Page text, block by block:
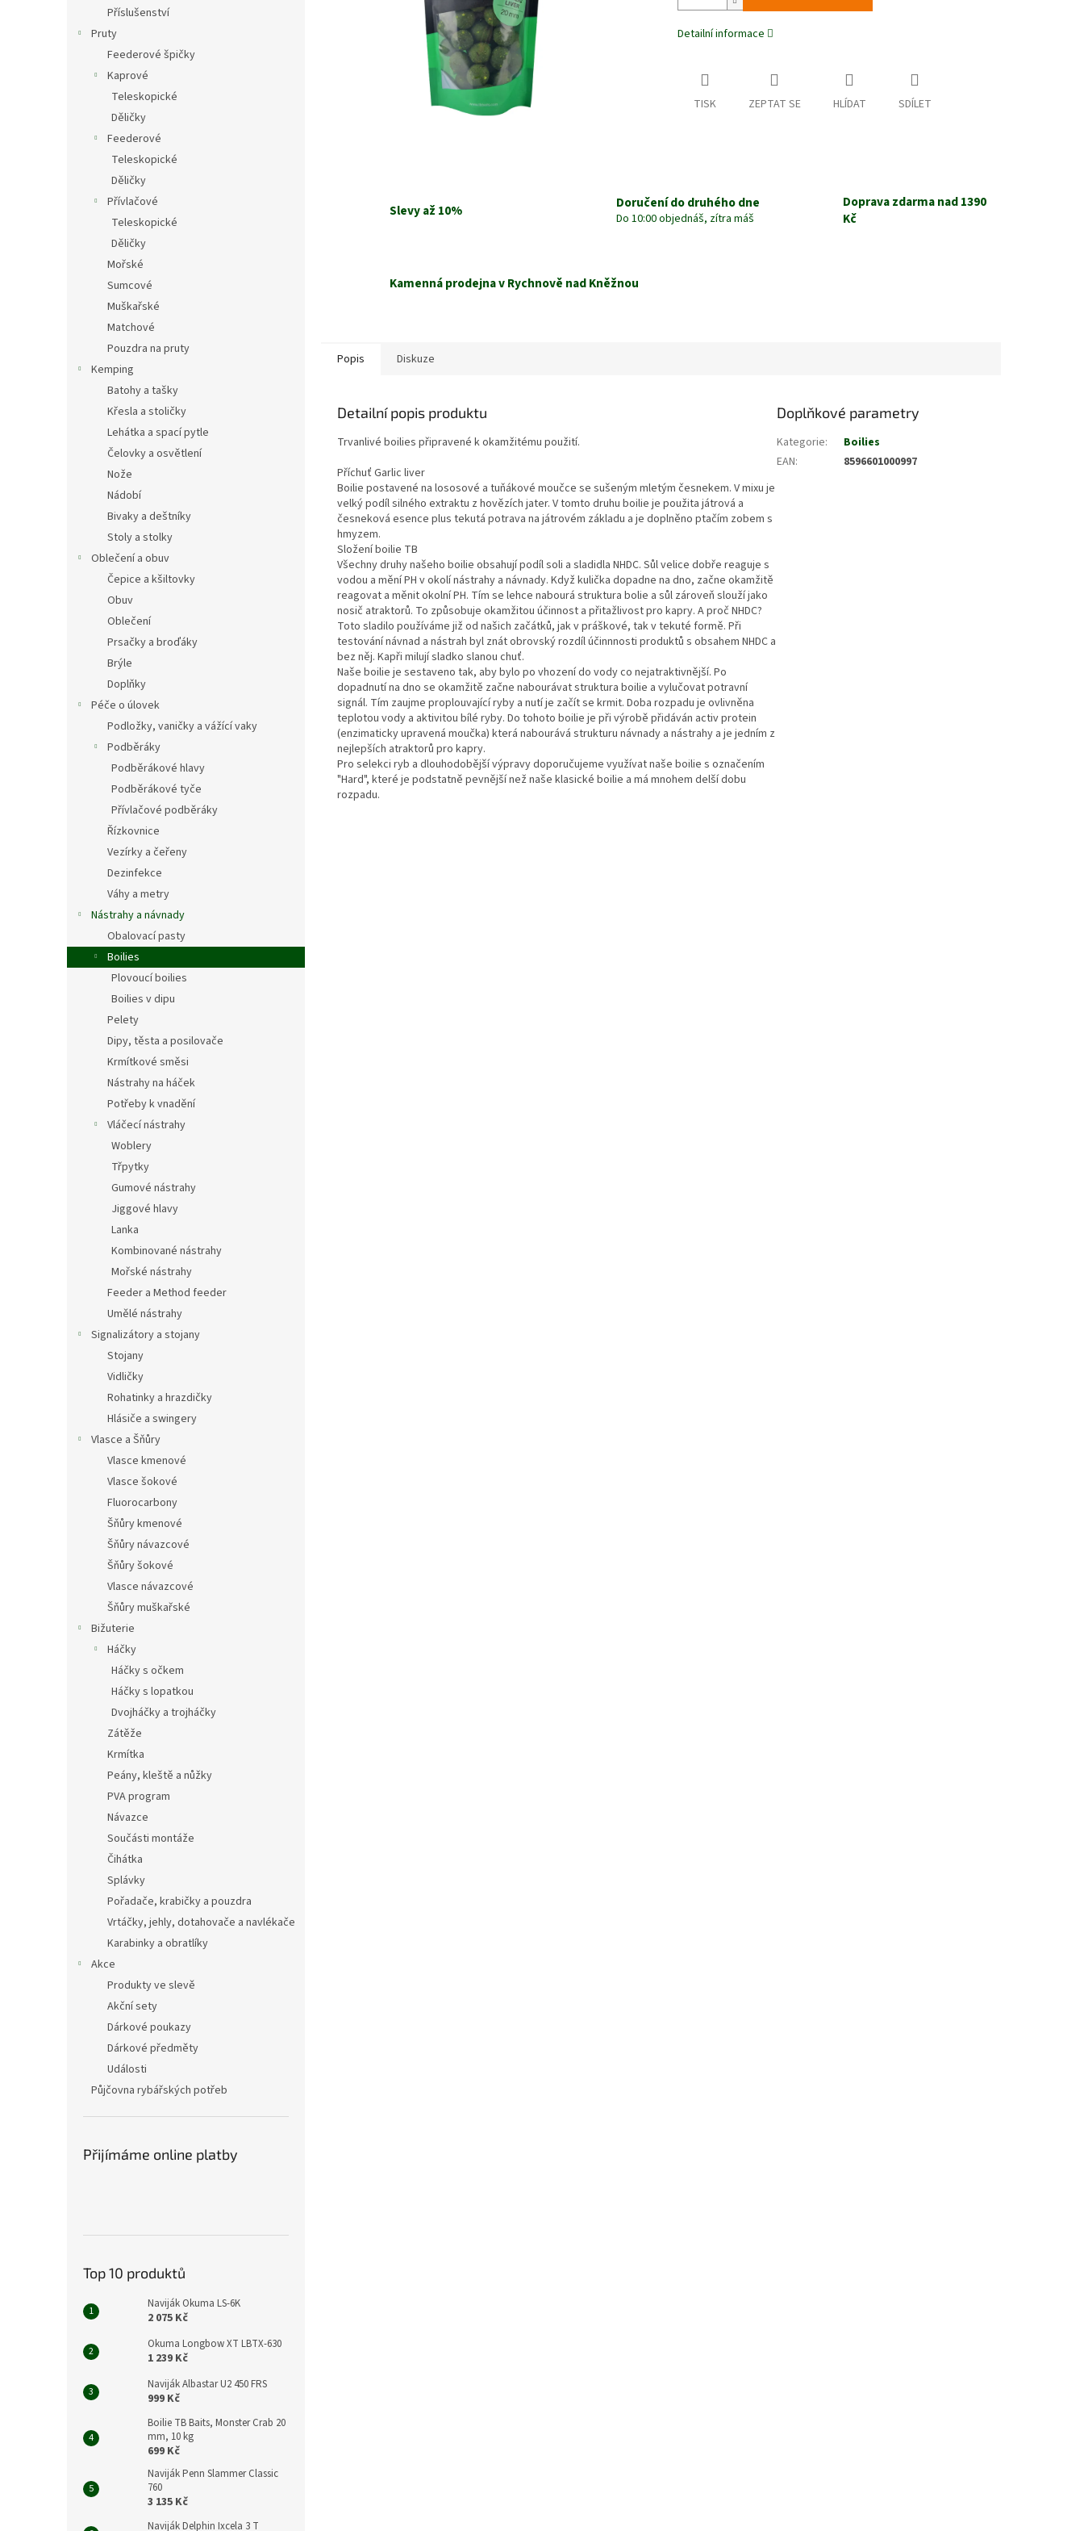
Příslušenství
Pruty
Feederové špičky
Kaprové
Teleskopické
Děličky
Feederové
Teleskopické
Děličky
Přívlačové
Teleskopické
Děličky
Mořské
Sumcové
Muškařské
Matchové
Pouzdra na pruty
Kemping
Batohy a tašky
Křesla a stoličky
Lehátka a spací pytle
Čelovky a osvětlení
Nože
Nádobí
Bivaky a deštníky
Stoly a stolky
Oblečení a obuv
Čepice a kšiltovky
Obuv
Oblečení
Prsačky a broďáky
Brýle
Doplňky
Péče o úlovek
Podložky, vaničky a vážící vaky
Podběráky
Podběrákové hlavy
Podběrákové tyče
Přívlačové podběráky
Řízkovnice
Vezírky a čeřeny
Dezinfekce
Váhy a metry
Nástrahy a návnady
Obalovací pasty
Boilies
Plovoucí boilies
Boilies v dipu
Pelety
Dipy, těsta a posilovače
Krmítkové směsi
Nástrahy na háček
Potřeby k vnadění
Vláčecí nástrahy
Woblery
Třpytky
Gumové nástrahy
Jiggové hlavy
Lanka
Kombinované nástrahy
Mořské nástrahy
Feeder a Method feeder
Umělé nástrahy
Signalizátory a stojany
Stojany
Vidličky
Rohatinky a hrazdičky
Hlásiče a swingery
Vlasce a Šňůry
Vlasce kmenové
Vlasce šokové
Fluorocarbony
Šňůry kmenové
Šňůry návazcové
Šňůry šokové
Vlasce návazcové
Šňůry muškařské
Bižuterie
Háčky
Háčky s očkem
Háčky s lopatkou
Dvojháčky a trojháčky
Zátěže
Krmítka
Peány, kleště a nůžky
PVA program
Návazce
Součásti montáže
Čihátka
Splávky
Pořadače, krabičky a pouzdra
Vrtáčky, jehly, dotahovače a navlékače
Karabinky a obratlíky
Akce
Produkty ve slevě
Akční sety
Dárkové poukazy
Dárkové předměty
Události
Půjčovna rybářských potřeb
Přijímáme online platby
Top 10 produktů
Naviják Okuma LS-6K
2 075 Kč
Okuma Longbow XT LBTX-630
1 239 Kč
Naviják Albastar U2 450 FRS
999 Kč
Boilie TB Baits, Monster Crab 20
mm, 10 kg
699 Kč
Naviják Penn Slammer Classic
760
3 135 Kč
Naviják Delphin Ixcela 3 T
Detailní informace
TISK ZEPTAT SE HLÍDAT SDÍLET
Slevy až 10% Doručení do druhého dne
Do 10:00 objednáš, zítra máš
Doprava zdarma nad 1390
Kč
Kamenná prodejna v Rychnově nad Kněžnou
Popis Diskuze
Detailní popis produktu
Trvanlivé boilies připravené k okamžitému použití.
Příchuť Garlic liver
Boilie postavené na lososové a tuňákové moučce se sušeným mletým česnekem. V mixu je
velký podíl silného extraktu z hovězích jater. V tomto druhu boilie je použita játrová a
česneková esence plus tekutá potrava na játrovém základu a je doplněno ptačím zobem s
hmyzem.
Složení boilie TB
Všechny druhy našeho boilie obsahují podíl soli a sladidla NHDC. Sůl velice dobře reaguje s
vodou a mění PH v okolí nástrahy a návnady. Když kulička dopadne na dno, začne okamžitě
reagovat a měnit okolní PH. Tím se lehce nabourá struktura bolie a sůl zároveň slouží jako
nosič atraktorů. To způsobuje okamžitou účinnost a přitažlivost pro kapry. A proč NHDC?
Toto sladilo používáme již od našich začátků, jak v práškové, tak v tekuté formě. Při
testování návnad a nástrah byl znát obrovský rozdíl účinnnosti produktů s obsahem NHDC a
bez něj. Kapři milují sladko slanou chuť.
Naše boilie je sestaveno tak, aby bylo po vhození do vody co nejatraktivnější. Po
dopadnutí na dno se okamžitě začne nabourávat struktura boilie a vylučovat potravní
signál. Tím zaujme proplouvající ryby a nutí je začít se krmit. Doba rozpadu je ovlivněna
teplotou vody a aktivitou bílé ryby. Do tohoto boilie je při výrobě přidáván activ protein
(enzimaticky upravená moučka) která nabourává strukturu návnady a nástrahy a je jedním z
nejlepších atraktorů pro kapry.
Pro selekci ryb a dlouhodobější výpravy doporučujeme využívat naše boilie s označením
"Hard", které je podstatně pevnější než naše klasické boilie a má mnohem delší dobu
rozpadu.
Doplňkové parametry
Kategorie:
Boilies
EAN: 8596601000997